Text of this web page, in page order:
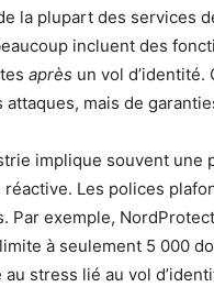
la plupart des services
incluent des
après un vol
mais de
implique souvent
Les polices
Par exemple,
à seulement 5 000
au stress lié au vol